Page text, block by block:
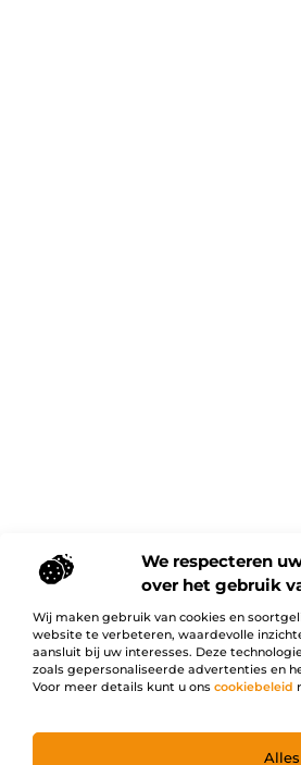
We respecteren
over het gebruik
Wij maken gebruik van cookies en
website te verbeteren, waardevolle
aansluit bij uw interesses. Deze
zoals gepersonaliseerde advertenties en
Voor meer details kunt u ons cookiebeleid